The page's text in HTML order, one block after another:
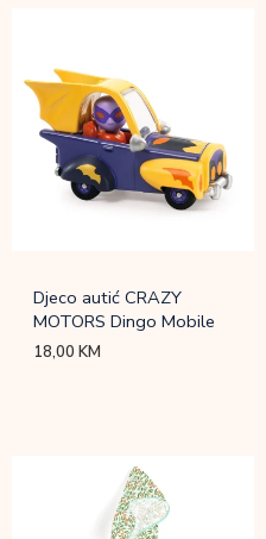
Djeco autić CRAZY
MOTORS Dingo Mobile
18,00KM